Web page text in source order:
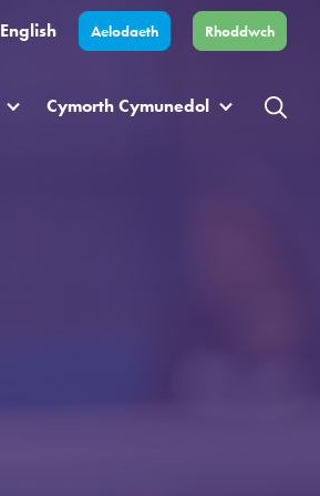
English Aelodaeth Rhoddwch
Cymorth Cymunedol